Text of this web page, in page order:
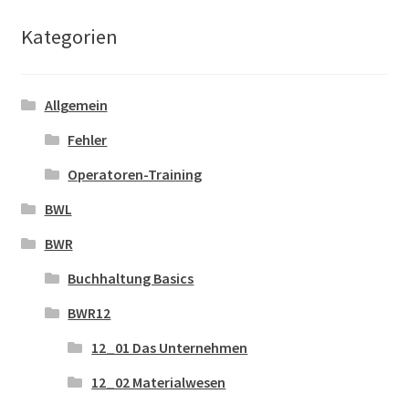
Kategorien
Allgemein
Fehler
Operatoren-Training
BWL
BWR
Buchhaltung Basics
BWR12
12_01 Das Unternehmen
12_02 Materialwesen